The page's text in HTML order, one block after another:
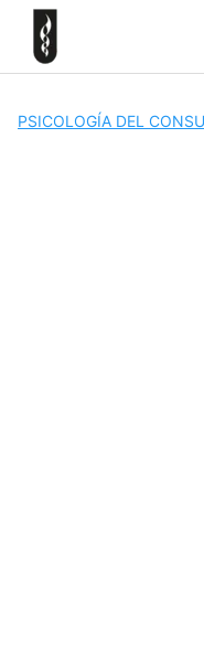
Skip
content
PSICOLOGÍA DEL